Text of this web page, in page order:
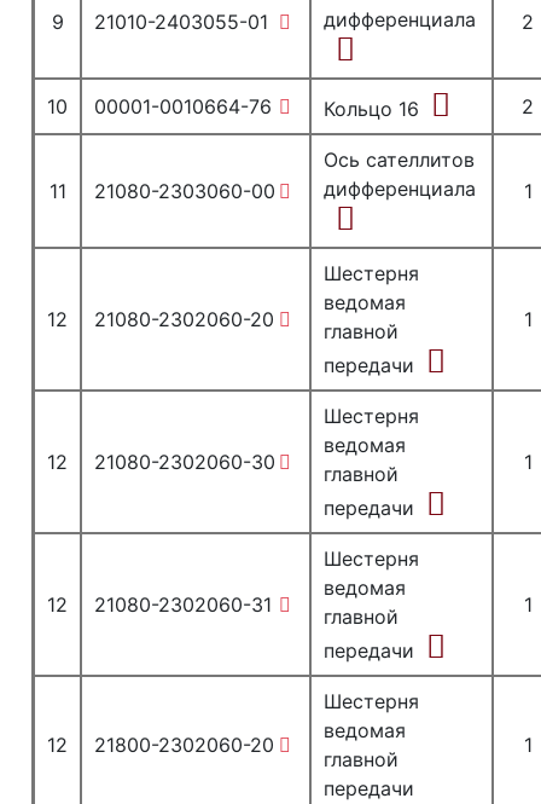
9 21010-2403055-01
дифференциала
2
10 00001-0010664-76 Кольцо 16 2
11 21080-2303060-00
Ось сателлитов
дифференциала
1
12 21080-2302060-20
Шестерня
ведомая
главной
передачи
1
12 21080-2302060-30
Шестерня
ведомая
главной
передачи
1
12 21080-2302060-31
Шестерня
ведомая
главной
передачи
1
12 21800-2302060-20
Шестерня
ведомая
главной
передачи
1